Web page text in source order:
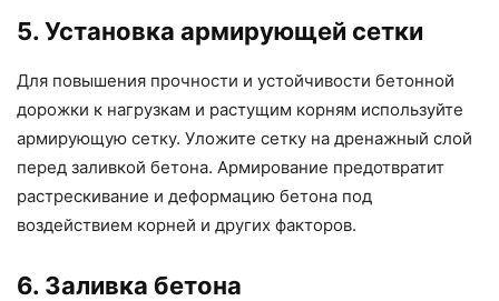
5. Установка армирующей сетки
Для повышения прочности и устойчивости бетонной
дорожки к нагрузкам и растущим корням используйте
армирующую сетку. Уложите сетку на дренажный слой
перед заливкой бетона. Армирование предотвратит
растрескивание и деформацию бетона под
воздействием корней и других факторов.
6. Заливка бетона